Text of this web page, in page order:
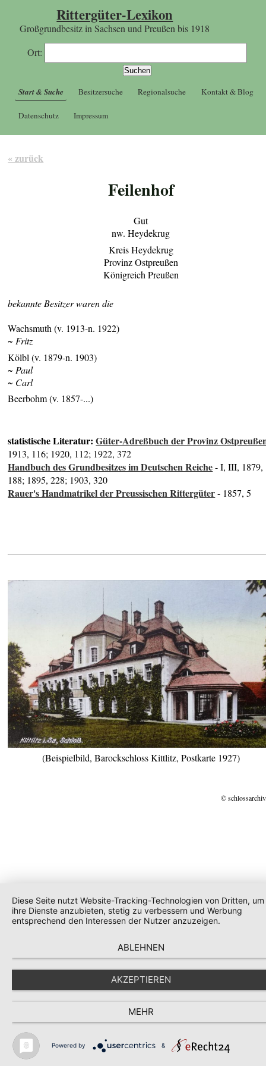
Rittergüter-Lexikon
Großgrundbesitz in Sachsen und Preußen bis 1918
Ort:
Start & Suche Besitzersuche Regionalsuche Kontakt & Blog
Datenschutz Impressum
« zurück
Feilenhof
Gut
nw. Heydekrug
Kreis Heydekrug
Provinz Ostpreußen
Königreich Preußen
bekannte Besitzer waren die
Wachsmuth (v. 1913-n. 1922)
~ Fritz
Kölbl (v. 1879-n. 1903)
~ Paul
~ Carl
Beerbohm (v. 1857-...)
statistische Literatur:Güter-Adreßbuch der Provinz
1913, 116; 1920, 112; 1922, 372
Handbuch des Grundbesitzes im Deutschen Reiche- I, III, 1879,
188; 1895, 228; 1903, 320
Rauer's Handmatrikel der Preussischen Rittergüter- 1857, 5
(Beispielbild, Barockschloss Kittlitz, Postkarte 1927)
©
Diese Seite nutzt Website-Tracking-Technologien von Dritten, um
ihre Dienste anzubieten, stetig zu verbessern und Werbung
entsprechend den Interessen der Nutzer anzuzeigen.
ABLEHNEN
AKZEPTIEREN
MEHR
Powered by &